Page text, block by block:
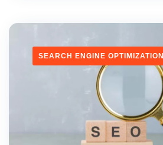
SEARCH ENGINE OPTIMIZATION